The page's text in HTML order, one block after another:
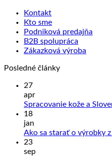
Kontakt
Kto sme
Podniková predajňa
B2B spolupráca
Zákazková výroba
Posledné články
27
apr
Spracovanie kože a
18
jan
Ako sa starať o výrobky z
23
sep